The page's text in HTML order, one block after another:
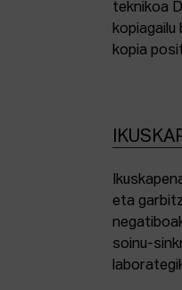
teknikoa
kopia
eta
soinu-